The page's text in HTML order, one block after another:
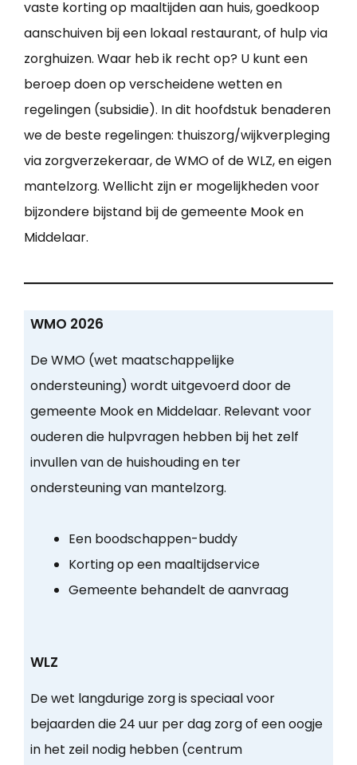
vaste korting op maaltijden aan huis, goedkoop
aanschuiven bij een lokaal restaurant, of hulp via
zorghuizen. Waar heb ik recht op? U kunt een
beroep doen op verscheidene wetten en
regelingen (subsidie). In dit hoofdstuk benaderen
we de beste regelingen: thuiszorg/wijkverpleging
via zorgverzekeraar, de WMO of de WLZ, en eigen
mantelzorg. Wellicht zijn er mogelijkheden voor
bijzondere bijstand bij de gemeente Mook en
Middelaar.
WMO 2026
De WMO (wet maatschappelijke
ondersteuning) wordt uitgevoerd door de
gemeente Mook en Middelaar. Relevant voor
ouderen die hulpvragen hebben bij het zelf
invullen van de huishouding en ter
ondersteuning van mantelzorg.
Een boodschappen-buddy
Korting op een maaltijdservice
Gemeente behandelt de aanvraag
WLZ
De wet langdurige zorg is speciaal voor
bejaarden die 24 uur per dag zorg of een oogje
in het zeil nodig hebben (centrum